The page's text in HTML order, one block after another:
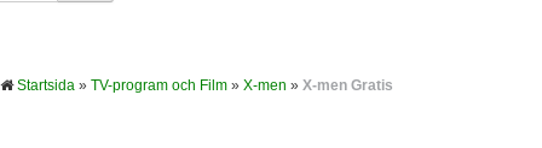
Startsida » TV-program och Film » X-men » X-men Gratis